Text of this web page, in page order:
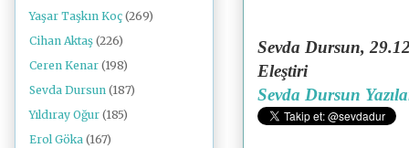
Sevda Dursun,
Eleştiri
Sevda Dursun
Yaşar Taşkın Koç (269)
Cihan Aktaş (226)
Ceren Kenar (198)
Sevda Dursun (187)
Yıldıray Oğur (185)
Erol Göka (167)